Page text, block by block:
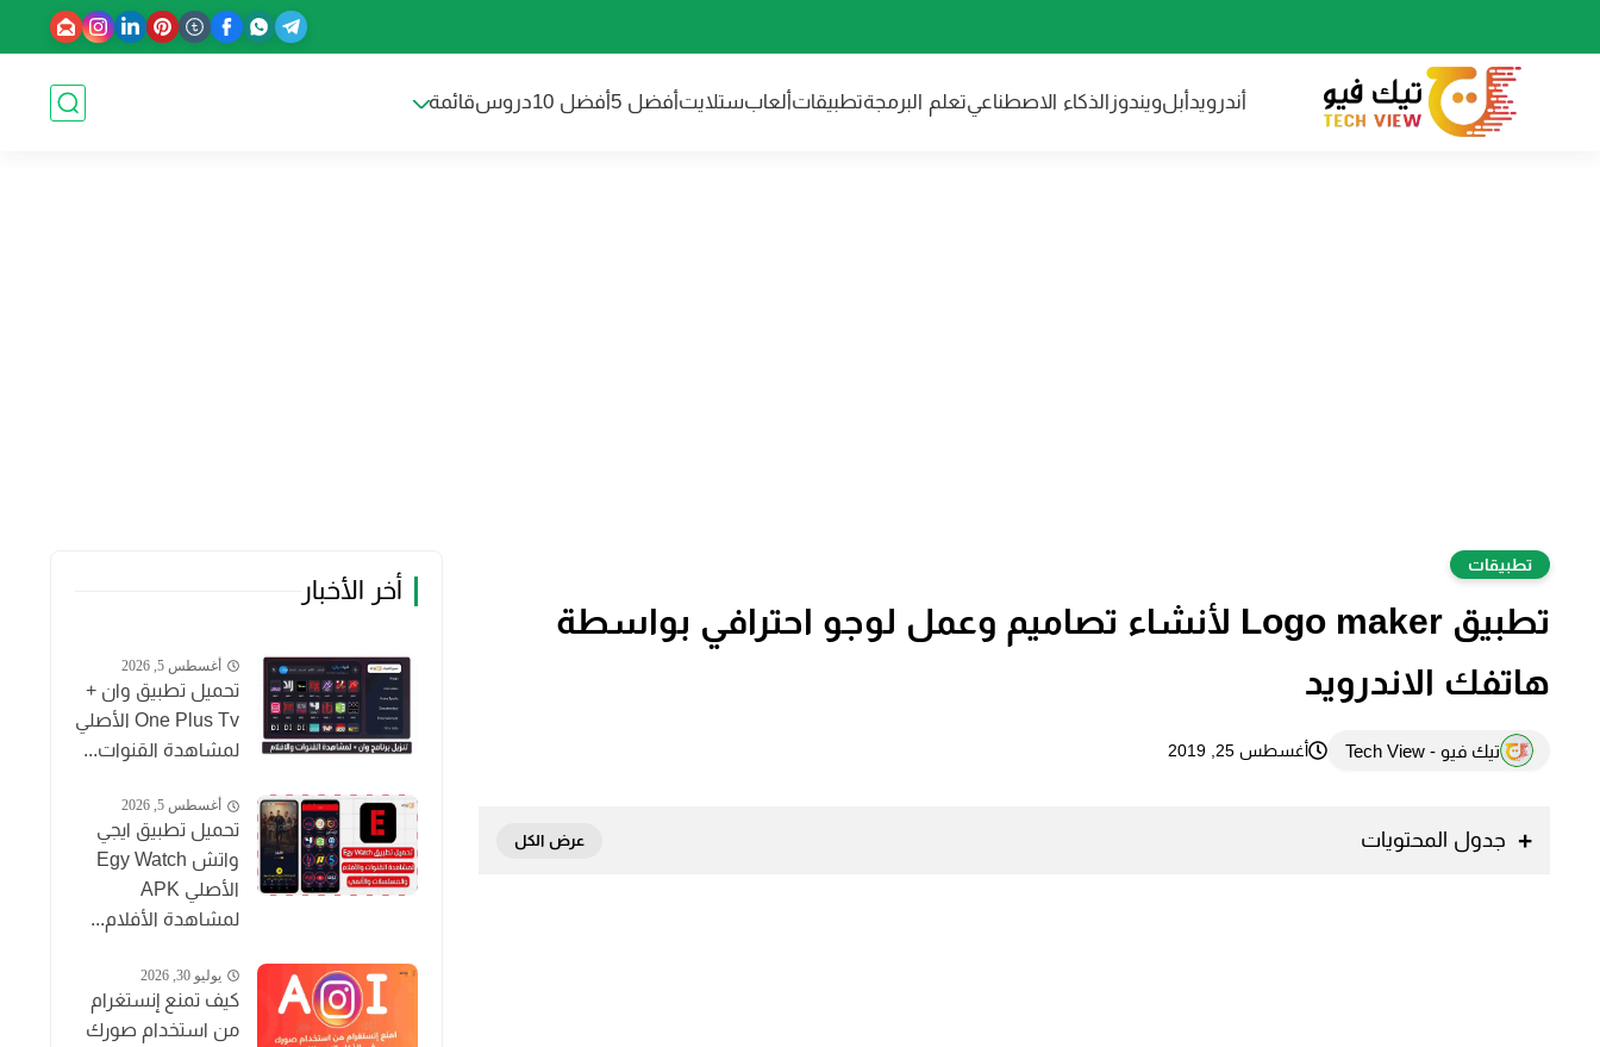
أندرويدأبلويندوز الذكاء الاصطناعيتعلم البرمجةتطبيقاتألعابستلايتأفضل 5 أفضل 10 دروسقائمة
تطبيقات
تطبيق Logo maker لأنشاء تصاميم وعمل لوجو احترافي بواسطة
هاتفك الاندرويد
تيك فيو - Tech View أغسطس 25, 2019
جدول المحتويات
أخر الأخبار
أغسطس 5, 2026
تحميل تطبيق وان +
One Plus Tv الأصلي
لمشاهدة القنوات...
أغسطس 5, 2026
تحميل تطبيق ايجي
واتش Egy Watch
الأصلي APK
لمشاهدة الأفلام...
يوليو 30, 2026
كيف تمنع إنستغرام
من استخدام صورك